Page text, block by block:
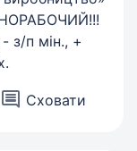
з/п мін., +
Сховати